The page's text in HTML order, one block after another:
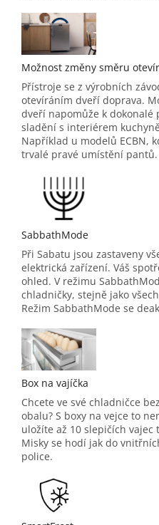
Možnost změny směru
Přístroje se z výrobních
otevíráním dveří doprava.
dveří napomůže k dokonalé
sladění s interiérem
Například u modelů ECBN,
trvalé pravé umístění pantů.
SabbathMode
Při Sabatu jsou zastaveny
elektrická zařízení. Váš
ohled. V režimu
chladničky, stejně jako
Režim SabbathMode se
Box na vajíčka
Chcete ve své chladničce
obalu? S boxy na vejce to
uložíte až 10 slepičích vajec
Misky se hodí jak do
police.